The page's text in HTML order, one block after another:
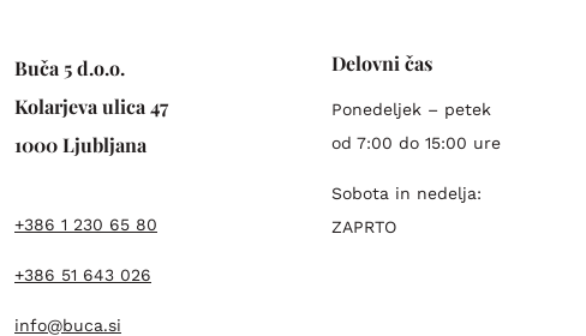
Buča 5 d.o.o.
Kolarjeva ulica 47
1000 Ljubljana
+386 1 230 65 80
+386 51 643 026
info@buca.si
Delovni čas
Ponedeljek – petek
od 7:00 do 15:00 ure
Sobota in nedelja:
ZAPRTO